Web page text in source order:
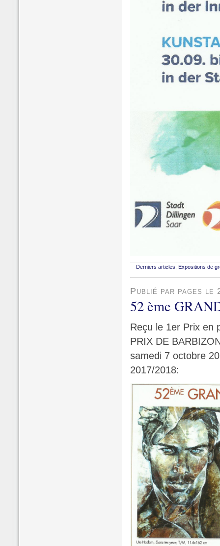
Derniers articles Expositions de
Publié par pages le
52 ème
Reçu le 1er Prix en
PRIX DE
samedi 7 octobre
2017/2018: